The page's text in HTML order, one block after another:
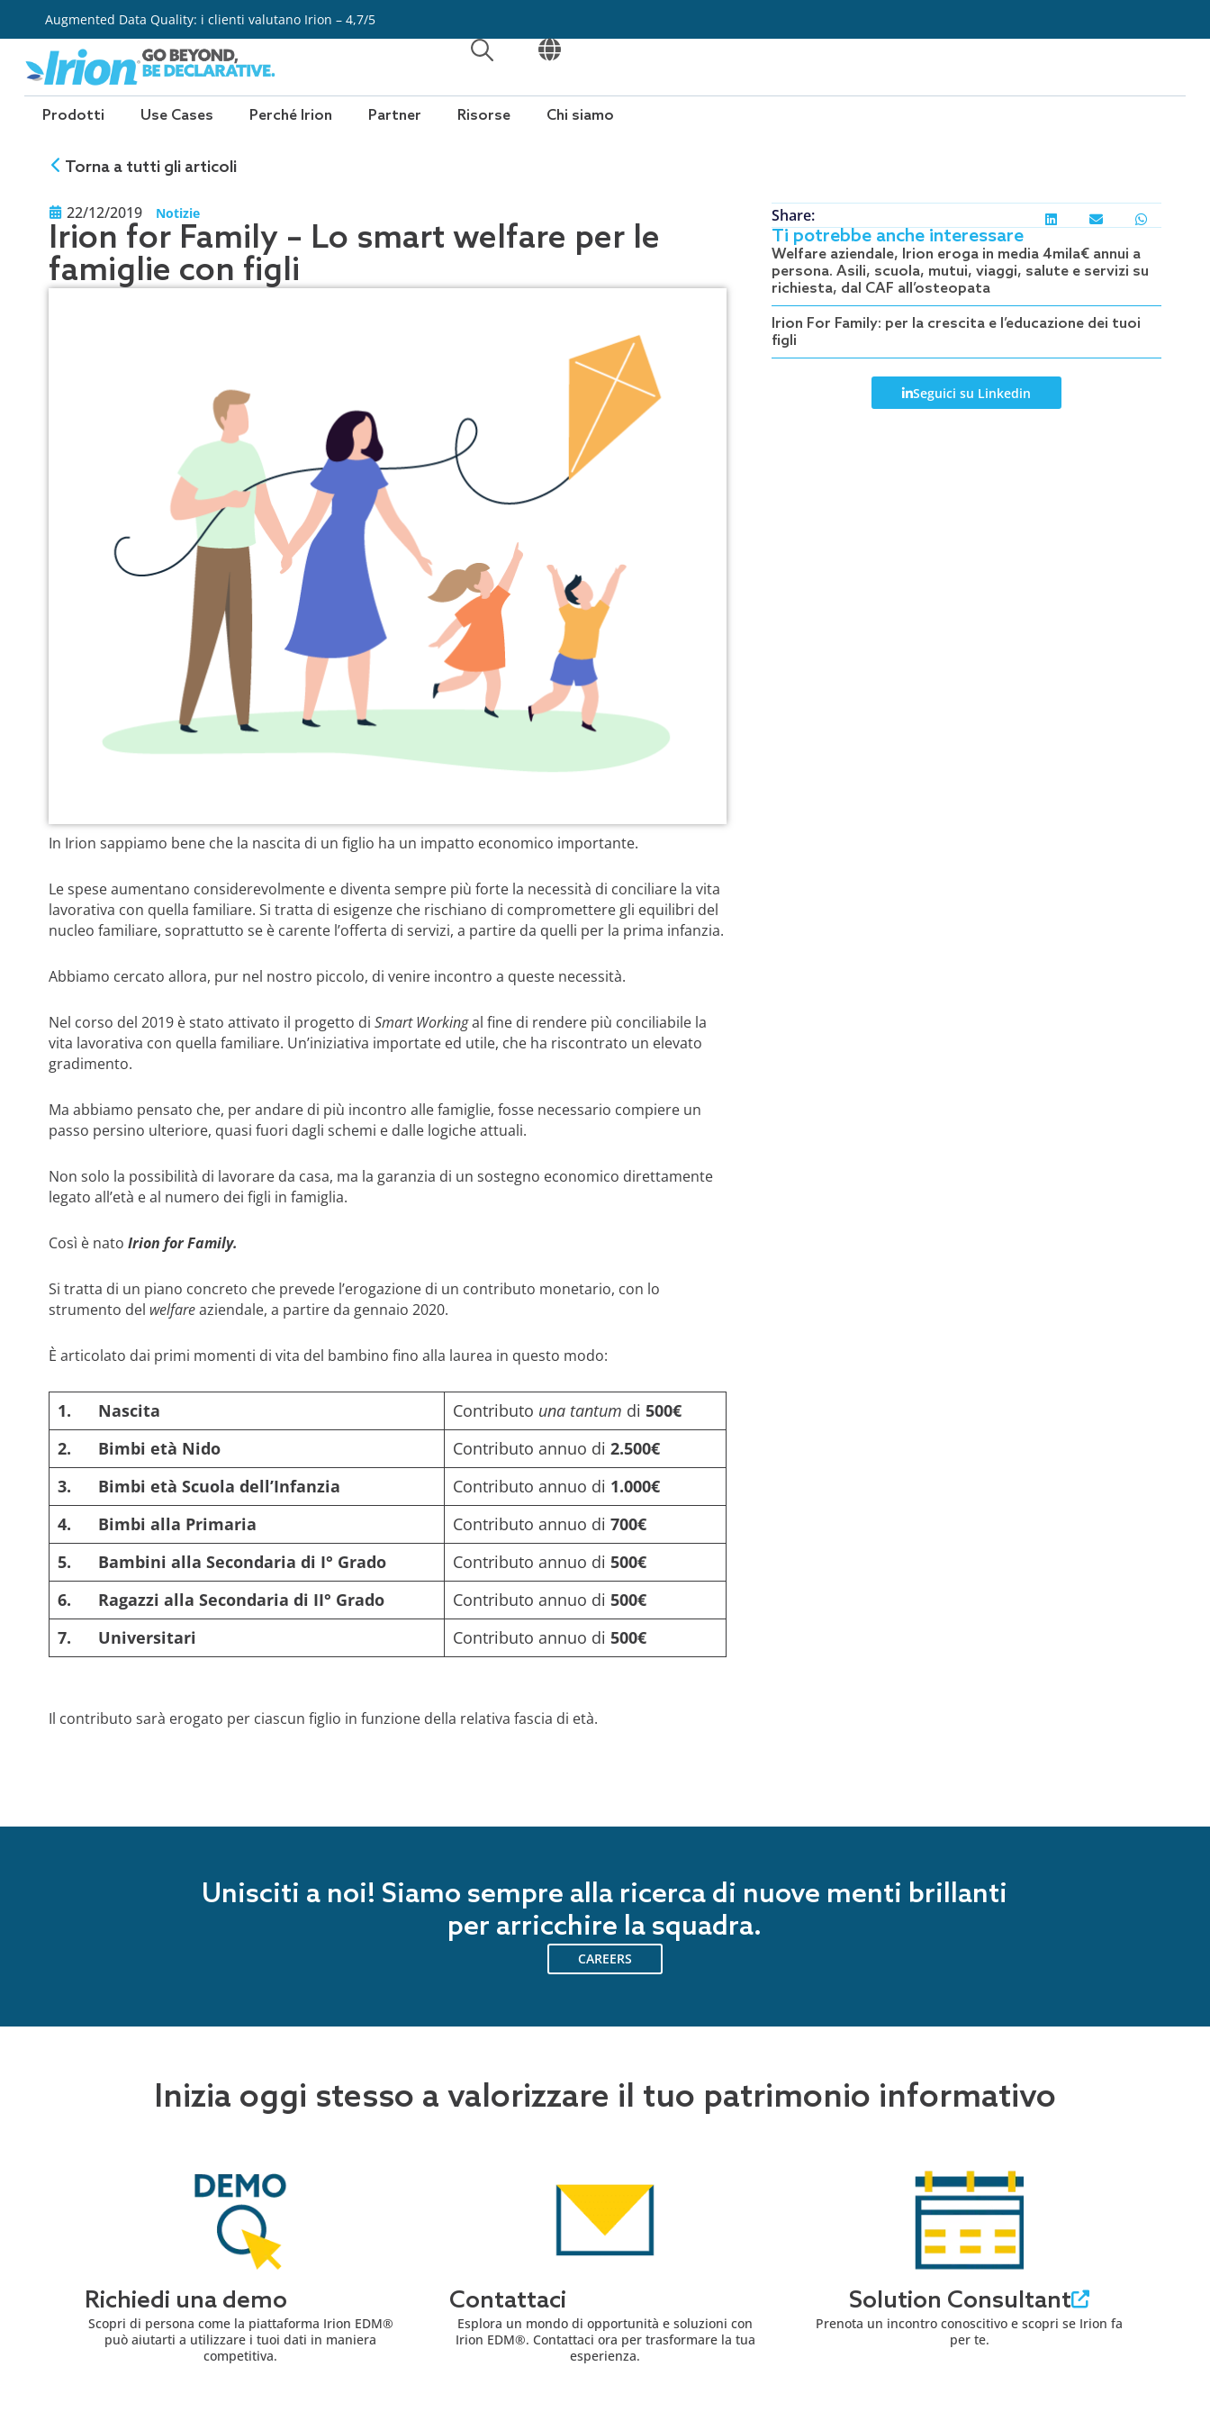
contenuto
Augmented Data Quality: i clienti valutano Irion – 4,7/5
APRI
APRI
Prodotti Use Cases Perché Irion Partner Risorse Chi siamo
Torna a tutti gli articoli
22/12/2019 Notizie
Irion for Family – Lo smart welfare per le
famiglie con figli
In Irion sappiamo bene che la nascita di un figlio ha un impatto economico importante.
Le spese aumentano considerevolmente e diventa sempre più forte la necessità di conciliare la vita
lavorativa con quella familiare. Si tratta di esigenze che rischiano di compromettere gli equilibri del
nucleo familiare, soprattutto se è carente l’offerta di servizi, a partire da quelli per la prima infanzia.
Abbiamo cercato allora, pur nel nostro piccolo, di venire incontro a queste necessità.
Nel corso del 2019 è stato attivato il progetto di Smart Workingal fine di rendere più conciliabile la
vita lavorativa con quella familiare. Un’iniziativa importate ed utile, che ha riscontrato un elevato
gradimento.
Ma abbiamo pensato che, per andare di più incontro alle famiglie, fosse necessario compiere un
passo persino ulteriore, quasi fuori dagli schemi e dalle logiche attuali.
Non solo la possibilità di lavorare da casa, ma la garanzia di un sostegno economico direttamente
legato all’età e al numero dei figli in famiglia.
Così è nato Irion for Family.
Si tratta di un piano concreto che prevede l’erogazione di un contributo monetario, con lo
strumento del welfareaziendale, a partire da gennaio 2020.
È articolato dai primi momenti di vita del bambino fino alla laurea in questo modo:
1. Nascita Contributo una tantum di 500€
2. Bimbi età Nido Contributo annuo di 2.500€
3. Bimbi età Scuola dell’Infanzia Contributo annuo di 1.000€
4. Bimbi alla Primaria Contributo annuo di 700€
5. Bambini alla Secondaria di I° Grado Contributo annuo di 500€
6. Ragazzi alla Secondaria di II° Grado Contributo annuo di 500€
7. Universitari Contributo annuo di 500€
Il contributo sarà erogato per ciascun figlio in funzione della relativa fascia di età.
Share:
Ti potrebbe anche interessare
Welfare aziendale, Irion eroga in media 4mila€ annui a
persona. Asili, scuola, mutui, viaggi, salute e servizi su
richiesta, dal CAF all’osteopata
Irion For Family: per la crescita e l’educazione dei tuoi
figli
Seguici su Linkedin
Unisciti a noi! Siamo sempre alla ricerca di nuove menti brillanti
per arricchire la squadra.
CAREERS
Inizia oggi stesso a valorizzare il tuo patrimonio informativo
Richiedi una demo
Scopri di persona come la piattaforma Irion EDM®
può aiutarti a utilizzare i tuoi dati in maniera
competitiva.
Contattaci
Esplora un mondo di opportunità e soluzioni con
Irion EDM®. Contattaci ora per trasformare la tua
esperienza.
Solution Consultant
Prenota un incontro conoscitivo e scopri se Irion fa
per te.